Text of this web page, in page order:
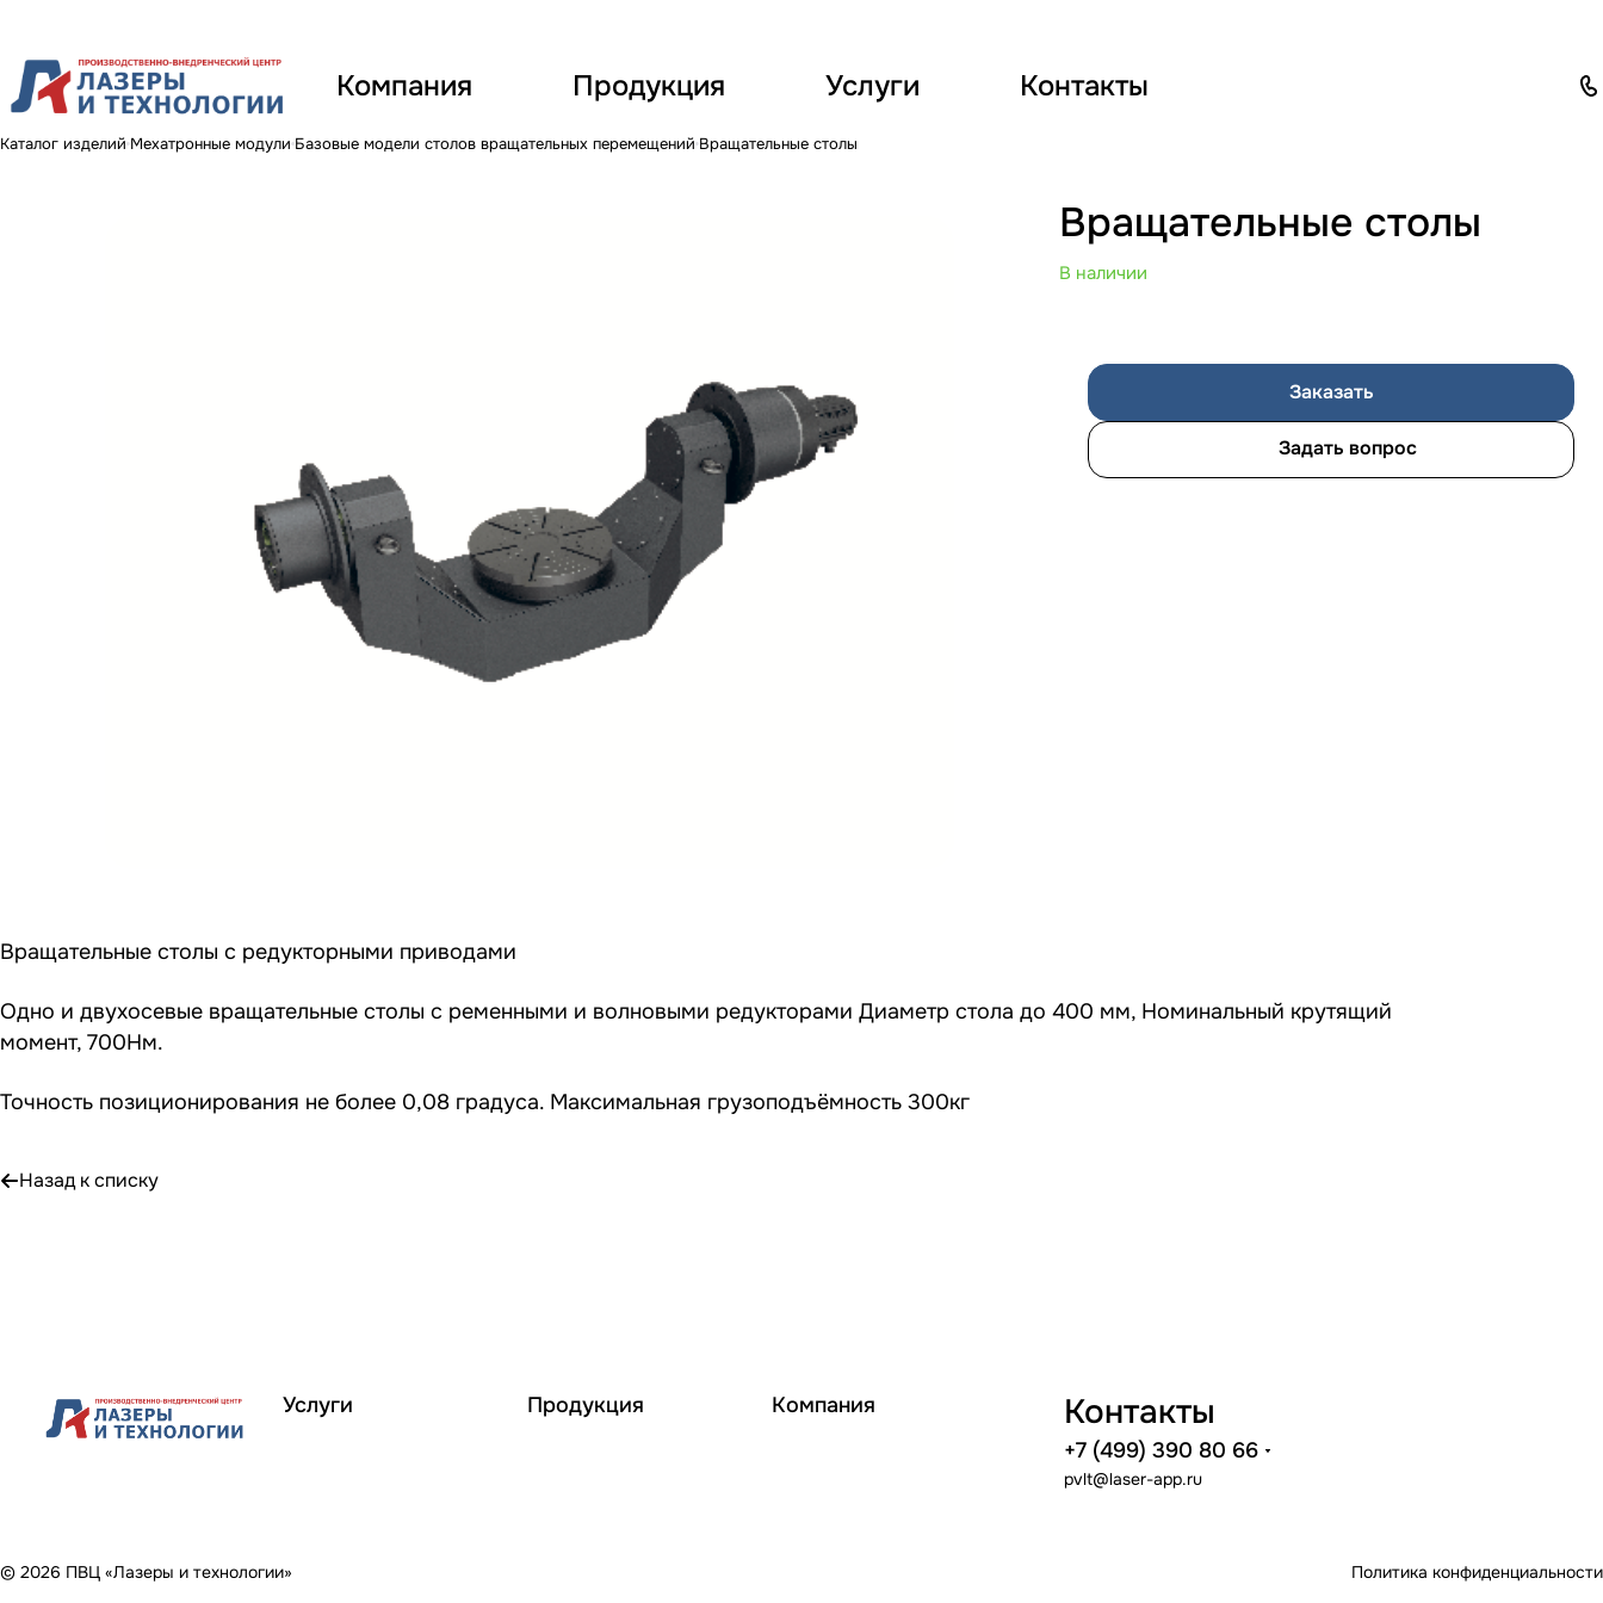
Компания Продукция Услуги Контакты
Каталог изделий Мехатронные модули Базовые модели столов вращательных перемещений Вращательные столы
Вращательные столы
В наличии
Заказать
Задать вопрос
Вращательные столы с редукторными приводами
Одно и двухосевые вращательные столы с ременными и волновыми редукторами Диаметр стола до 400 мм, Номинальный крутящий
момент, 700Нм.
Точность позиционирования не более 0,08 градуса. Максимальная грузоподъёмность 300кг
Назад к списку
Услуги Продукция Компания Контакты
+7 (499) 390 80 66
pvlt@laser-app.ru
© 2026 ПВЦ «Лазеры и технологии» Политика конфиденциальности